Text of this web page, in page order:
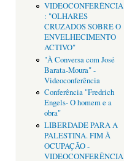
VIDEOCONFERÊNCIA
: "OLHARES
CRUZADOS SOBRE O
ENVELHECIMENTO
ACTIVO"
"À Conversa com José
Barata-Moura" -
Videoconferência
Conferência "Fredrich
Engels- O homem e a
obra"
LIBERDADE PARA A
PALESTINA. FIM À
OCUPAÇÃO -
VIDEOCONFERÊNCIA